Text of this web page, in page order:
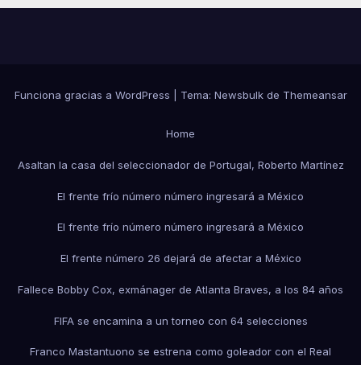
Funciona gracias a WordPress Tema: Newsbulkde Themeansar
Home
Asaltan la casa del seleccionador de Portugal, Roberto Martínez
El frente frío número número ingresará a México
El frente frío número número ingresará a México
El frente número 26 dejará de afectar a México
Fallece Bobby Cox, exmánager de Atlanta Braves, a los 84 años
FIFA se encamina a un torneo con 64 selecciones
Franco Mastantuono se estrena como goleador con el Real